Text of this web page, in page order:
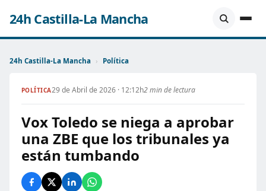
24h Castilla-La Mancha
24h Castilla-La Mancha › Política
POLÍTICA29 de Abril de 2026 · 12:12h2 min de lectura
Vox Toledo se niega a aprobar
una ZBE que los tribunales ya
están tumbando